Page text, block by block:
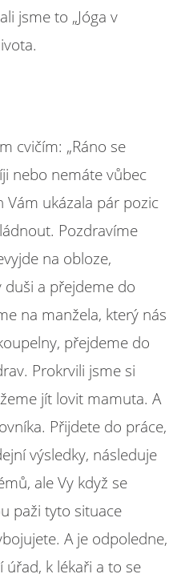
jsme to „Jóga v
cvičím: „Ráno se
nebo nemáte vůbec
Vám ukázala pár pozic
Pozdravíme
na obloze,
a přejdeme do
na manžela, který nás
přejdeme do
Prokrvili jsme si
jít lovit mamuta. A
Přijdete do práce,
výsledky, následuje
ale Vy když se
paži tyto situace
A je odpoledne,
k lékaři a to se